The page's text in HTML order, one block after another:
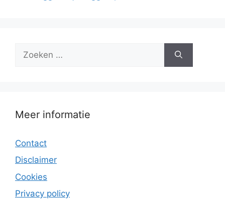
naar:
Meer informatie
Contact
Disclaimer
Cookies
Privacy policy